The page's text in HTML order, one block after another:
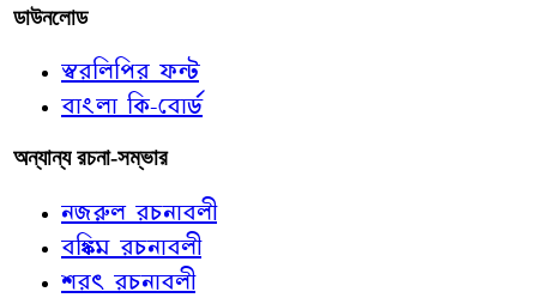
ডাউনলোড
স্বরলিপির ফন্ট
বাংলা কি-বোর্ড
অন্যান্য রচনা-সম্ভার
নজরুল রচনাবলী
বঙ্কিম রচনাবলী
শরৎ রচনাবলী